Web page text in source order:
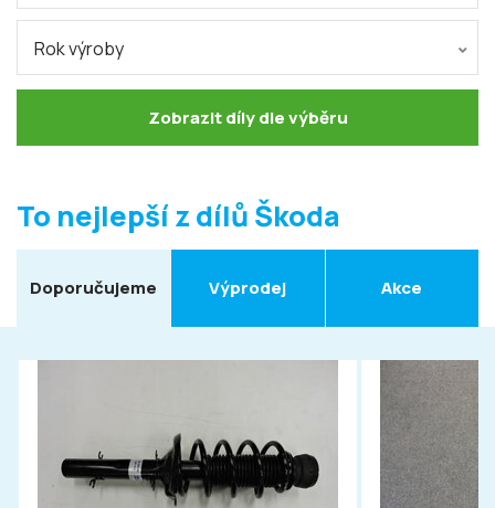
Rok výroby
Zobrazit díly dle výběru
To nejlepší z dílů Škoda
Doporučujeme Výprodej Akce